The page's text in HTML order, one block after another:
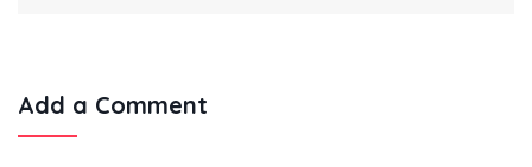
Add a Comment